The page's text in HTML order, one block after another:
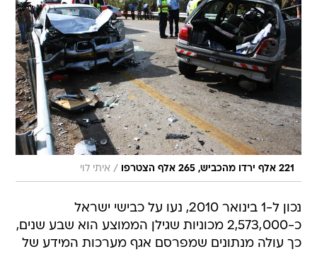
221 אלף ירדו מהכביש, 265 אלף הצטרפו / איתי לוי
נכון ל-1 בינואר 2010, נעו על כבישי ישראל
כ-2,573,000 מכוניות שגילן הממוצע הוא שבע שנים,
כך עולה מנתונים שמפרסם אגף מערכות המידע של